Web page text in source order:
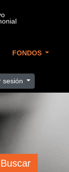
FONDOS
sesión
Buscar